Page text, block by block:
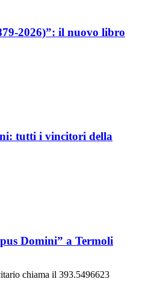
2026)”: il nuovo libro
tutti i vincitori della
Domini” a Termoli
chiama il 393.5496623